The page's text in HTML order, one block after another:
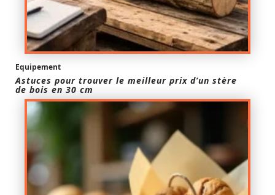
Equipement
Astuces pour trouver le meilleur prix d’un stère
de bois en 30 cm